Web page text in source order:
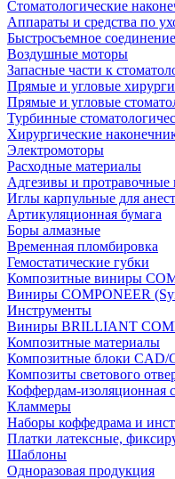
Стоматологические
Аппараты и средства по
Быстросъемное соединение
Воздушные моторы
Запасные части к
Прямые и угловые
Прямые и угловые
Турбинные
Хирургические
Электромоторы
Расходные материалы
Адгезивы и протравочные
Иглы карпульные для
Артикуляционная бумага
Боры алмазные
Временная пломбировка
Гемостатические губки
Композитные виниры
Виниры COMPONEER
Инструменты
Виниры BRILLIANT
Композитные материалы
Композитные блоки CAD/
Композиты светового
Коффердам-изоляционная
Кламмеры
Наборы коффедрама и
Платки латексные,
Шаблоны
Одноразовая продукция